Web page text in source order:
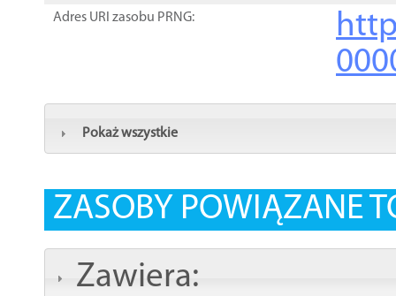
Adres URI zasobu PRNG:
Pokaż wszystkie
ZASOBY POWIĄZANE
Zawiera: